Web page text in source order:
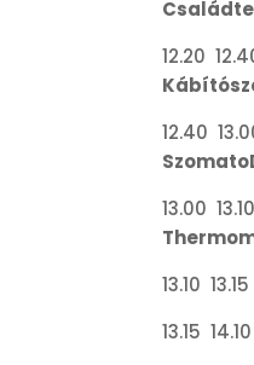
12.20
12.40
13.00
13.10 13.15
13.15